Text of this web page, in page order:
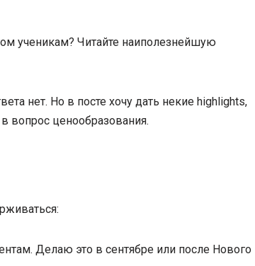
ученикам? Читайте наиполезнейшую
нет. Но в посте хочу дать некие highlights,
вопрос ценообразования.
Делаю это в сентябре или после Нового